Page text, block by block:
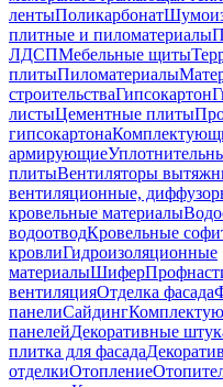
лентыПоликарбонат
плитные и пиломатериалы
ЛДСПМебельные щиты
плитыПиломатериалы
строительстваГипсокартон
листыЦементные плиты
гипсокартона
армирующие
плитыВентиляторы
вентиляционные,
кровельные материалы
водоотводКровельные
кровлиГидроизоляционные
материалыШифер
вентиляцияОтделка фасада
панелиСайдинг
панелейДекоративные
плитка для фасада
отделкиОтопление